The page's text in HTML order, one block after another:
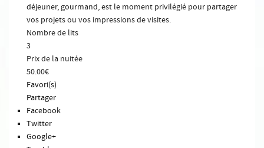
déjeuner, gourmand, est le moment privilégié pour partager
vos projets ou vos impressions de visites.
Nombre de lits
3
Prix de la nuitée
50.00€
Favori(s)
Partager
Facebook
Twitter
Google+